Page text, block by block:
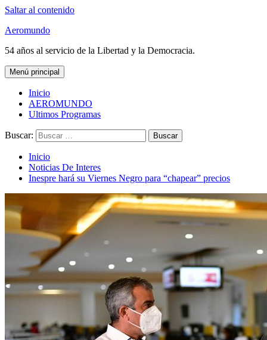
Saltar al contenido
Aeromundo
54 años al servicio de la Libertad y la Democracia.
Menú principal
Inicio
AEROMUNDO
Ultimos Programas
Buscar:
Inicio
Noticias De Interes
Inespre hará su Viernes Negro para “chapear” precios